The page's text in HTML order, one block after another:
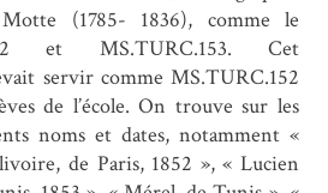
(1785- 1836), comme le
et MS.TURC.153. Cet
servir comme MS.TURC.152
de l’école. On trouve sur les
noms et dates, notamment «
de Paris, 1852 », « Lucien